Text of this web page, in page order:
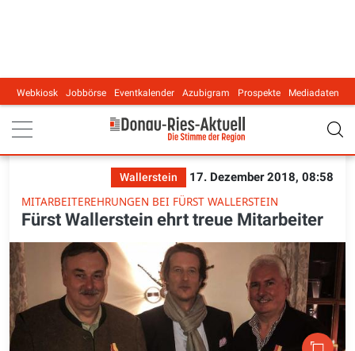
Main navigation
Webkiosk Jobbörse Eventkalender Azubigram Prospekte Mediadaten
Wallerstein
17. Dezember 2018, 08:58
MITARBEITEREHRUNGEN BEI FÜRST WALLERSTEIN
Fürst Wallerstein ehrt treue Mitarbeiter